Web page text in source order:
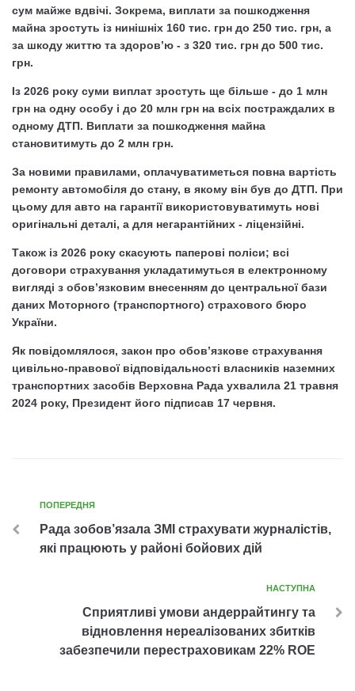
сум майже вдвічі. Зокрема, виплати за пошкодження
майна зростуть із нинішніх 160 тис. грн до 250 тис. грн, а
за шкоду життю та здоров’ю - з 320 тис. грн до 500 тис.
грн.
Із 2026 року суми виплат зростуть ще більше - до 1 млн
грн на одну особу і до 20 млн грн на всіх постраждалих в
одному ДТП. Виплати за пошкодження майна
становитимуть до 2 млн грн.
За новими правилами, оплачуватиметься повна вартість
ремонту автомобіля до стану, в якому він був до ДТП. При
цьому для авто на гарантії використовуватимуть нові
оригінальні деталі, а для негарантійних - ліцензійні.
Також із 2026 року скасують паперові поліси; всі
договори страхування укладатимуться в електронному
вигляді з обов’язковим внесенням до центральної бази
даних Моторного (транспортного) страхового бюро
України.
Як повідомлялося, закон про обов’язкове страхування
цивільно-правової відповідальності власників наземних
транспортних засобів Верховна Рада ухвалила 21 травня
2024 року, Президент його підписав 17 червня.
ПОПЕРЕДНЯ
Рада зобов’язала ЗМІ страхувати журналістів,
які працюють у районі бойових дій
НАСТУПНА
Сприятливі умови андеррайтингу та
відновлення нереалізованих збитків
забезпечили перестраховикам 22% ROE